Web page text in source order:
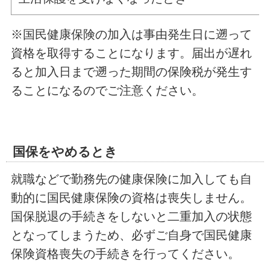
※国民健康保険の加入は事由発生日に遡って
資格を取得することになります。届出が遅れ
ると加入日まで遡った期間の保険税が発生す
ることになるのでご注意ください。
国保をやめるとき
就職などで勤務先の健康保険に加入しても自
動的に国民健康保険の資格は喪失しません。
国保脱退の手続きをしないと二重加入の状態
となってしまうため、必ずご自身で国民健康
保険資格喪失の手続きを行ってください。